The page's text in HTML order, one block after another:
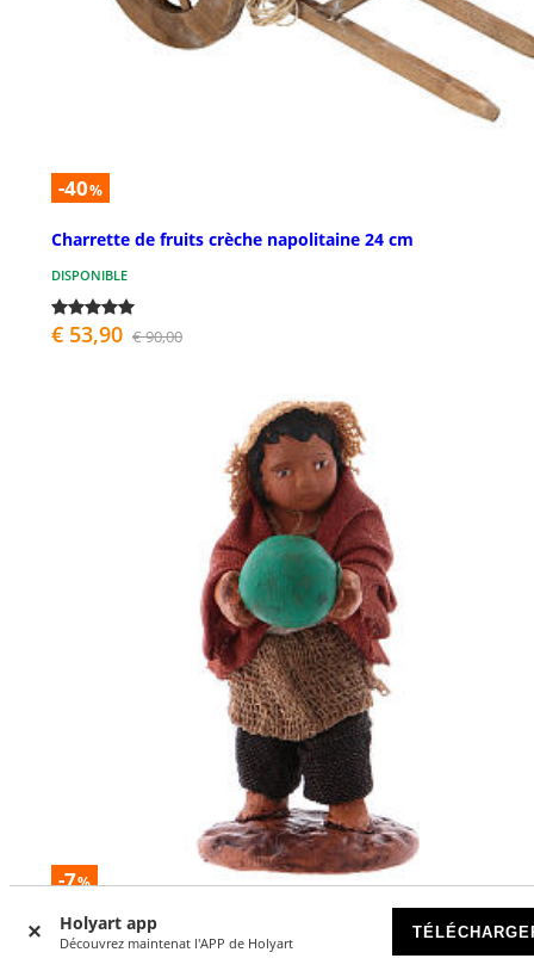
Holyart app
Découvrez maintenat l'APP de Holyart
-40%
Charrette de fruits crèche napolitaine 24 cm
DISPONIBLE
€ 53,90 € 90,00
-7%
Enfant debout avec ballon 10 cm crèche napolitaine